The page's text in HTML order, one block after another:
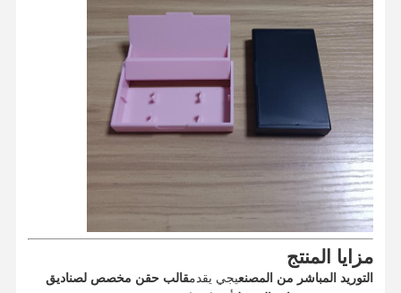
مزايا المنتج
التوريد المباشر من المصنعيجي يقدمقالب حقن مخصص لصناديق